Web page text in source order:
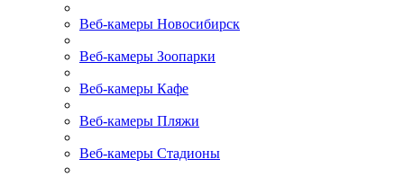
Веб-камеры Новосибирск
Веб-камеры Зоопарки
Веб-камеры Кафе
Веб-камеры Пляжи
Веб-камеры Стадионы